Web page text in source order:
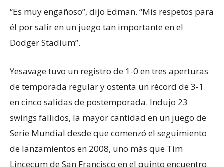
“Es muy engañoso”, dijo Edman. “Mis respetos para
él por salir en un juego tan importante en el
Dodger Stadium”.
Yesavage tuvo un registro de 1-0 en tres aperturas
de temporada regular y ostenta un récord de 3-1
en cinco salidas de postemporada. Indujo 23
swings fallidos, la mayor cantidad en un juego de
Serie Mundial desde que comenzó el seguimiento
de lanzamientos en 2008, uno más que Tim
Lincecum de San Francisco en el quinto encuentro